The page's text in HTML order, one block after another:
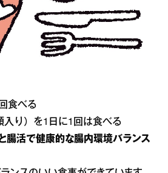
食べる
入り）を1日に1回は食べる
と腸活で健康的な腸内環境バランス